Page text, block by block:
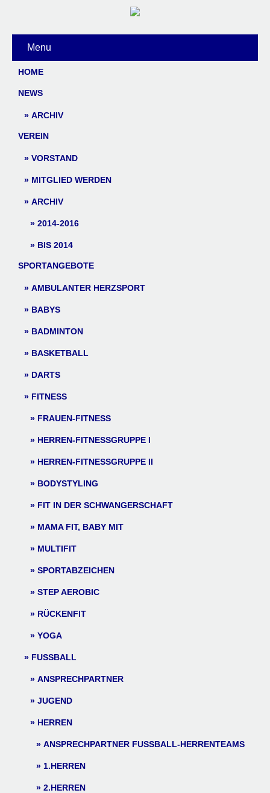
Menu
HOME
NEWS
ARCHIV
VEREIN
VORSTAND
MITGLIED WERDEN
ARCHIV
2014-2016
BIS 2014
SPORTANGEBOTE
AMBULANTER HERZSPORT
BABYS
BADMINTON
BASKETBALL
DARTS
FITNESS
FRAUEN-FITNESS
HERREN-FITNESSGRUPPE I
HERREN-FITNESSGRUPPE II
BODYSTYLING
FIT IN DER SCHWANGERSCHAFT
MAMA FIT, BABY MIT
MULTIFIT
SPORTABZEICHEN
STEP AEROBIC
RÜCKENFIT
YOGA
FUSSBALL
ANSPRECHPARTNER
JUGEND
HERREN
ANSPRECHPARTNER FUSSBALL-HERRENTEAMS
1.HERREN
2.HERREN